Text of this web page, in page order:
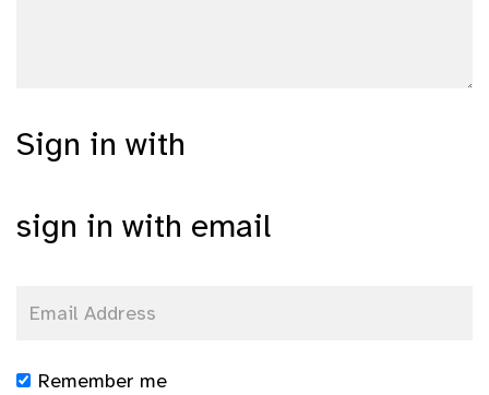
Sign in with
sign in with email
Remember me